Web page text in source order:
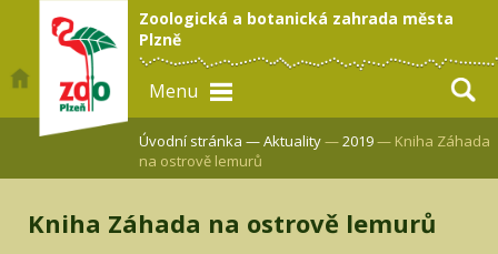
Zoologická a botanická zahrada města
Plzně
Menu
Úvodní stránka —Aktuality—2019— Kniha Záhada
na ostrově lemurů
Kniha Záhada na ostrově lemurů